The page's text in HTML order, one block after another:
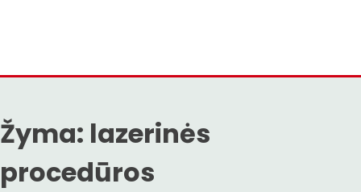
Žyma: lazerinės
procedūros